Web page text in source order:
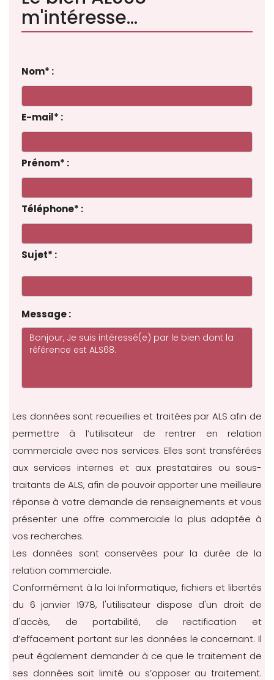
m'intéresse...
Nom* :
E-mail* :
Prénom* :
Téléphone* :
Sujet* :
Message :
Les données sont recueillies et traitées par ALS afin de
permettre à l’utilisateur de rentrer en relation
commerciale avec nos services. Elles sont transférées
aux services internes et aux prestataires ou sous-
traitants de ALS, afin de pouvoir apporter une meilleure
réponse à votre demande de renseignements et vous
présenter une offre commerciale la plus adaptée à
vos recherches.
Les données sont conservées pour la durée de la
relation commerciale.
Conformément à la loi Informatique, fichiers et libertés
du 6 janvier 1978, l'utilisateur dispose d'un droit de
d'accès, de portabilité, de rectification et
d’effacement portant sur les données le concernant. Il
peut également demander à ce que le traitement de
ses données soit limité ou s’opposer au traitement.